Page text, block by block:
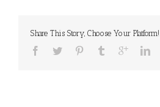
Share This Story, Choose Your Platform!